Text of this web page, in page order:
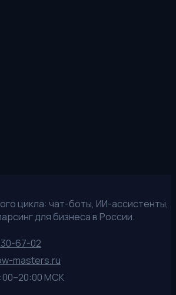
цикла: чат-боты, ИИ-ассистенты,
для бизнеса в России.
67-02
masters.ru
МСК